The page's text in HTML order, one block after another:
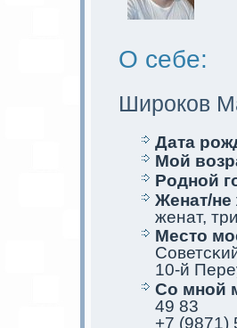
О себе:
Ширoков
Дата
Мой
Родной
Женат/не
женат,
Место
10-й
Со мной
49 83
+7 (9871)